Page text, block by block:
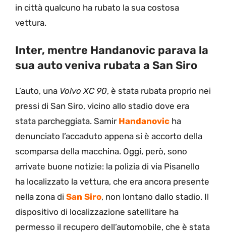
in città qualcuno ha rubato la sua costosa
vettura.
Inter, mentre Handanovic parava la
sua auto veniva rubata a San Siro
L’auto, una Volvo XC 90, è stata rubata proprio nei
pressi di San Siro, vicino allo stadio dove era
stata parcheggiata. Samir Handanovic ha
denunciato l’accaduto appena si è accorto della
scomparsa della macchina. Oggi, però, sono
arrivate buone notizie: la polizia di via Pisanello
ha localizzato la vettura, che era ancora presente
nella zona di San Siro, non lontano dallo stadio. Il
dispositivo di localizzazione satellitare ha
permesso il recupero dell’automobile, che è stata